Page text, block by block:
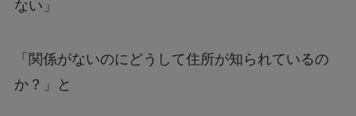
ない」
「関係がないのにどうして住所が知られているの
か？」と